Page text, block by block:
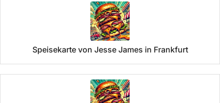
Speisekarte von Jesse James in Frankfurt